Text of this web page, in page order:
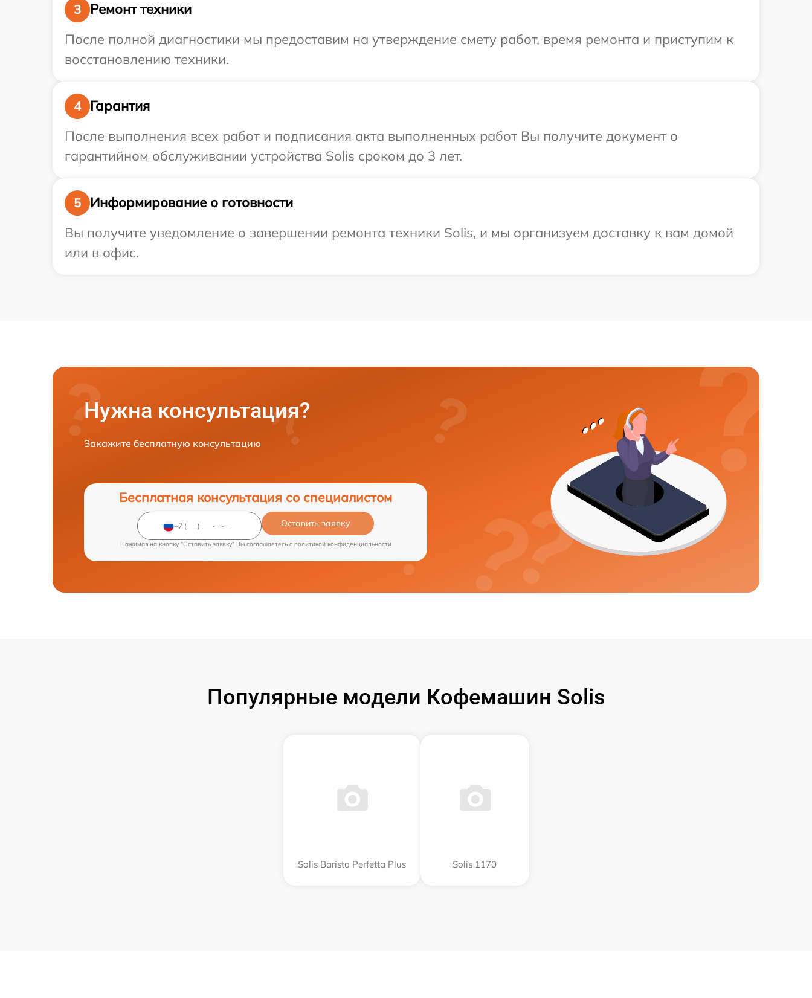
3
Ремонт техники
После полной диагностики мы предоставим на утверждение смету работ, время ремонта и приступим к
восстановлению техники.
4
Гарантия
После выполнения всех работ и подписания акта выполненных работ Вы получите документ о
гарантийном обслуживании устройства Solis сроком до 3 лет.
5
Информирование о готовности
Вы получите уведомление о завершении ремонта техники Solis, и мы организуем доставку к вам домой
или в офис.
Нужна консультация?
Закажите бесплатную консультацию
Бесплатная консультация со специалистом
Оставить заявку
Нажимая на кнопку "Оставить заявку" Вы соглашаетесь c политикой конфиденциальности
Популярные модели Кофемашин Solis
Solis Barista Perfetta Plus Solis 1170